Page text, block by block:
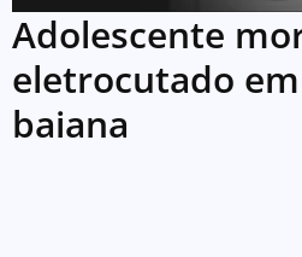
Adolescente
eletrocutado
baiana